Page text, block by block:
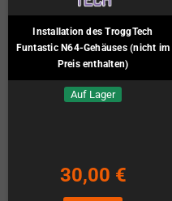
Installation des TroggTech
Funtastic N64-Gehäuses (nicht im
Preis enthalten)
Auf Lager
30,00 €